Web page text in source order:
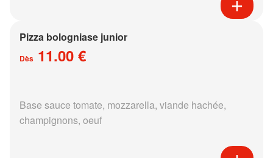
Pizza bologniase junior
Dès 11.00 €
Base sauce tomate, mozzarella, viande hachée,
champignons, oeuf